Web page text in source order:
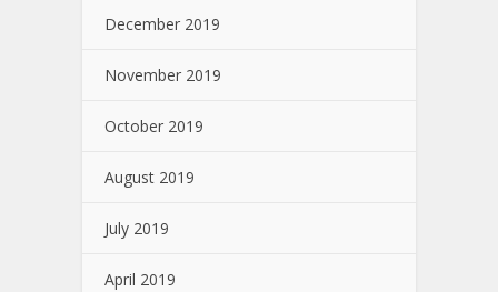
December 2019
November 2019
October 2019
August 2019
July 2019
April 2019